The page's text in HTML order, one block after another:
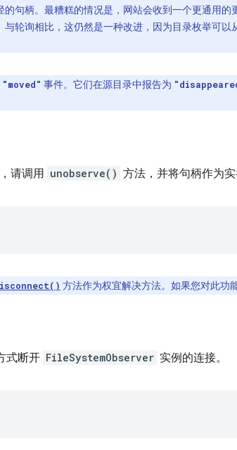
句柄。最糟糕的情况是，网站会收到一个更通用的
轮询相比，这仍然是一种改进，因为目录枚举可
"moved" 事件。它们在源目录中报告为
，请调用 unobserve() 方法，并将句柄作为实
方法作为权宜解决方法。如果您对此功
式断开 FileSystemObserver 实例的连接。